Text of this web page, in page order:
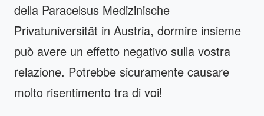
della Paracelsus Medizinische
Privatuniversität in Austria, dormire insieme
può avere un effetto negativo sulla vostra
relazione. Potrebbe sicuramente causare
molto risentimento tra di voi!